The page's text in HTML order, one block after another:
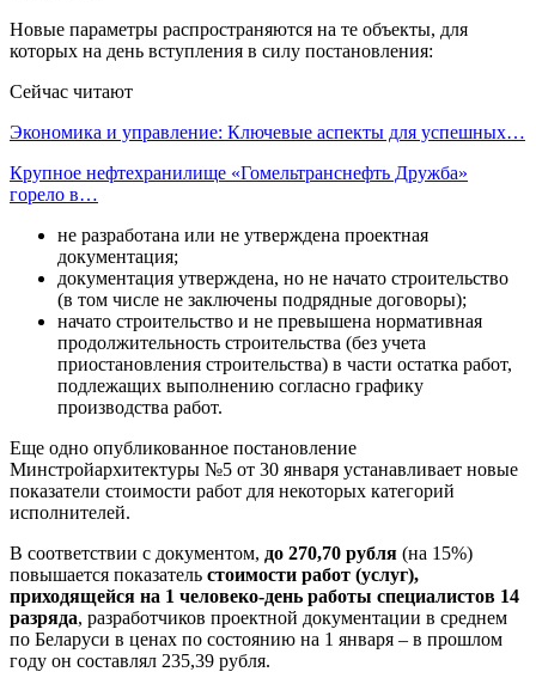
Новые параметры распространяются на те объекты, для
которых на день вступления в силу постановления:
Сейчас читают
Экономика и управление: Ключевые аспекты для успешных…
Крупное нефтехранилище «Гомельтранснефть Дружба»
горело в…
не разработана или не утверждена проектная
документация;
документация утверждена, но не начато строительство
(в том числе не заключены подрядные договоры);
начато строительство и не превышена нормативная
продолжительность строительства (без учета
приостановления строительства) в части остатка работ,
подлежащих выполнению согласно графику
производства работ.
Еще одно опубликованное постановление
Минстройархитектуры №5 от 30 января устанавливает новые
показатели стоимости работ для некоторых категорий
исполнителей.
В соответствии с документом, до 270,70 рубля (на 15%)
повышается показатель стоимости работ (услуг),
приходящейся на 1 человеко-день работы специалистов 14
разряда, разработчиков проектной документации в среднем
по Беларуси в ценах по состоянию на 1 января – в прошлом
году он составлял 235,39 рубля.